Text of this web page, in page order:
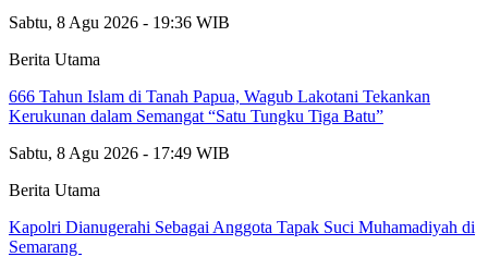
Sabtu, 8 Agu 2026 - 19:36 WIB
Berita Utama
666 Tahun Islam di Tanah Papua, Wagub Lakotani Tekankan
Kerukunan dalam Semangat “Satu Tungku Tiga Batu”
Sabtu, 8 Agu 2026 - 17:49 WIB
Berita Utama
Kapolri Dianugerahi Sebagai Anggota Tapak Suci Muhamadiyah di
Semarang